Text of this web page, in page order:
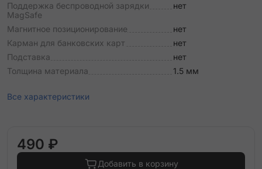
Поддержка беспроводной зарядки
MagSafe
нет
Магнитное позиционирование
нет
Карман для банковских карт
нет
Подставка
нет
Толщина материала
1.5 мм
Все характеристики
490 ₽
Добавить в корзину